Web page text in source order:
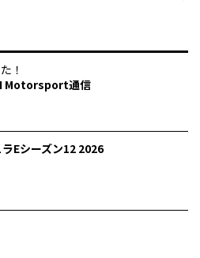
！
Motorsport通信
Eシーズン12 2026